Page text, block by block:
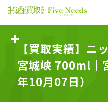
【買取実績】ニ
宮城峡 700ml｜
年10月07日）